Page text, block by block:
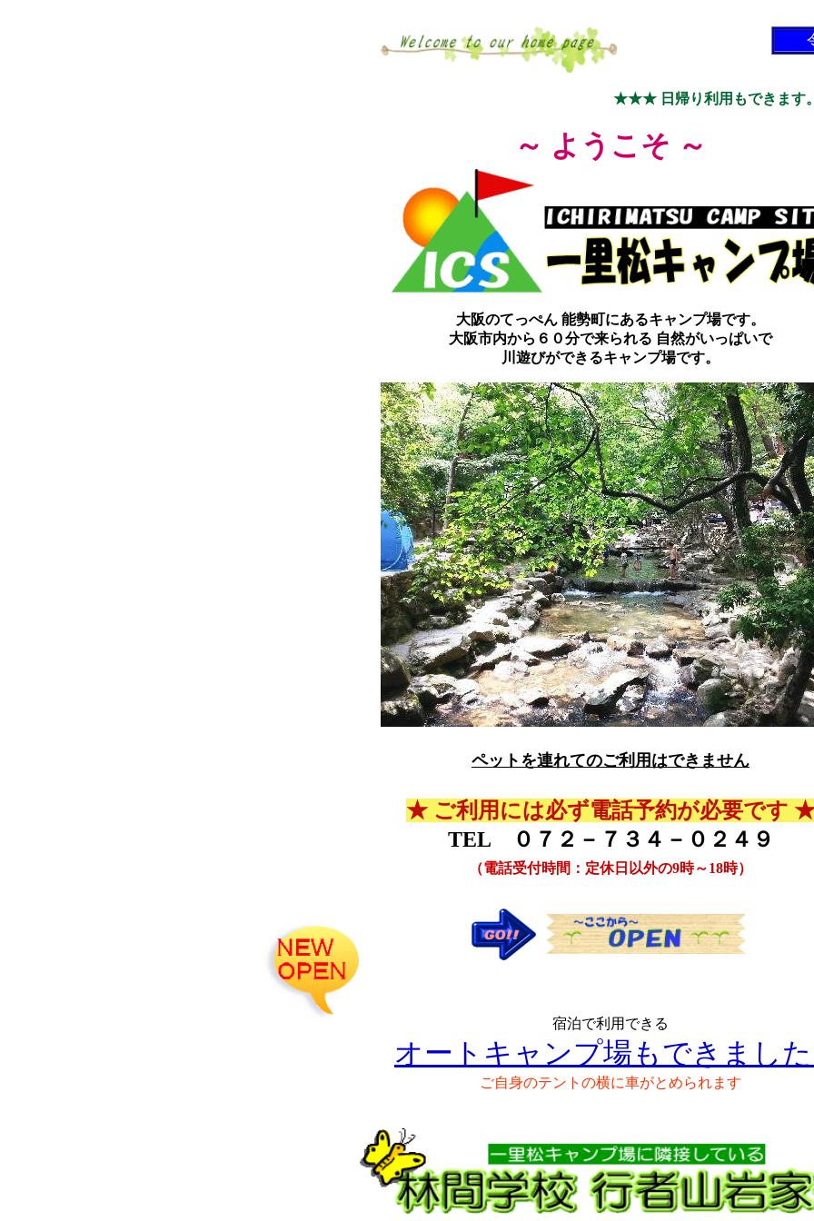
★★★ 日帰り利用もできます。
～ ようこそ ～
大阪のてっぺん 能勢町にあるキャンプ場です。
大阪市内から６０分で来られる 自然がいっぱいで
川遊びができるキャンプ場です。
ペットを連れてのご利用はできません
★ ご利用には必ず電話予約が必要です
TEL ０７２－７３４－０２４９
（電話受付時間：定休日以外の9時～18時）
宿泊で利用できる
オートキャンプ場もできまし
ご自身のテントの横に車がとめられます